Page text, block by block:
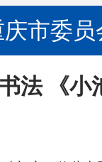
市委员
法 《小